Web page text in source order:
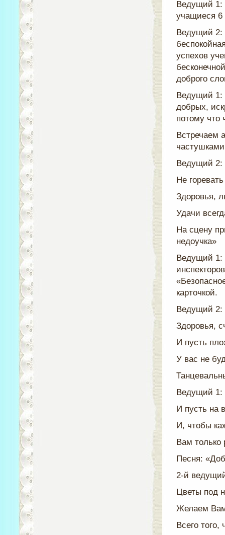
Ведущий 1:
учащиеся 6
Ведущий 2:
успехов
доброго
Ведущий 1:
добрых,
потому что
Встречаем
частушками
Ведущий 2:
Не
Здоровья,
Удачи
На сцену
недоучка»
Ведущий 1:
карточкой.
Ведущий 2:
Здоровья,
И пусть
У вас не
Ведущий 1:
И пусть на
И, чтобы
Вам только
Песня:
2-й
Цветы под
Желаем Вам
Всего того,